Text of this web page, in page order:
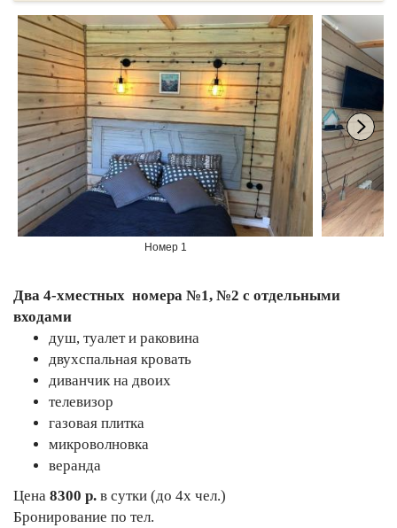
Номер 1
Два 4-хместных номера №1, №2 с отдельными
входами
душ, туалет и раковина
двухспальная кровать
диванчик на двоих
телевизор
газовая плитка
микроволновка
веранда
Цена 8300 р. в сутки (до 4х чел.)
Бронирование по тел.